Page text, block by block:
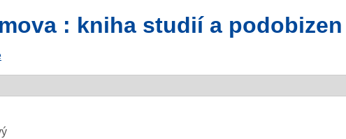
: kniha studií a podobizen